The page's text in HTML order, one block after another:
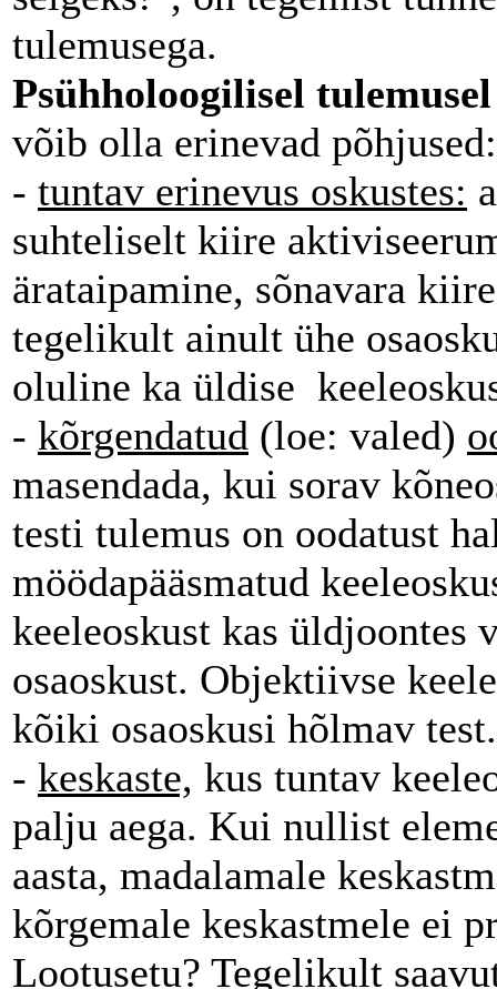
tulemusega.
Psühholoogilisel
võib olla erinevad põhjused:
- tuntav erinevus oskustes:
suhteliselt kiire
ärataipamine, sõnavara
tegelikult ainult ühe
oluline ka üldise
- kõrgendatud (loe: valed)
masendada, kui sorav
testi tulemus on oodatust
möödapääsmatud
keeleoskust kas üldjoontes
osaoskust. Objektiivse
kõiki osaoskusi hõlmav test.
- keskaste, kus tuntav
palju aega. Kui nullist
aasta, madalamale
kõrgemale keskastmele ei
Lootusetu? Tegelikult